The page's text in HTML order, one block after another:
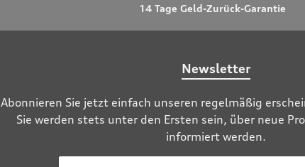
14 Tage Geld-Zurück-Garantie
Newsletter
Abonnieren Sie jetzt einfach unseren regelmäßig
Sie werden stets unter den Ersten sein, über neue
informiert werden.